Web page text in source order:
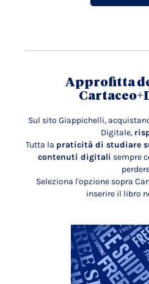
Approfitta
Sul sito Giappichelli,
Digitale,
Tutta la praticità di studiare
contenuti digitali sempre
Seleziona l'opzione sopra
inserire il libro